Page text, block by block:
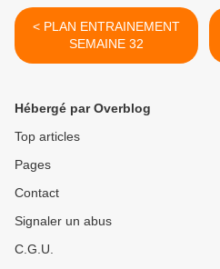
< PLAN ENTRAINEMENT
SEMAINE 32
Hébergé par Overblog
Top articles
Pages
Contact
Signaler un abus
C.G.U.